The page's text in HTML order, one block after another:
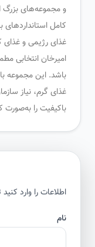
و مجموعه‌های بزرگ است.
کامل استانداردهای
غذای رژیمی و غذای
امیرخان انتخابی مطمئن
باشد. این مجموعه با تجربه
غذای گرم، نیاز سازمان‌ها
باکیفیت را به‌صورت کامل
اطلاعات را وارد کنید تا